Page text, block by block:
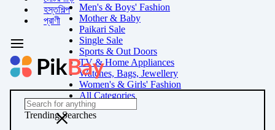
Men's & Boys' Fashion
Mother & Baby
Paikari Sale
Single Sale
Sports & Out Doors
TV & Home Appliances
Watches, Bags, Jewellery
Women's & Girls' Fashion
All Categories
হস্তশিল্প
প্রাণী
Trending Searches